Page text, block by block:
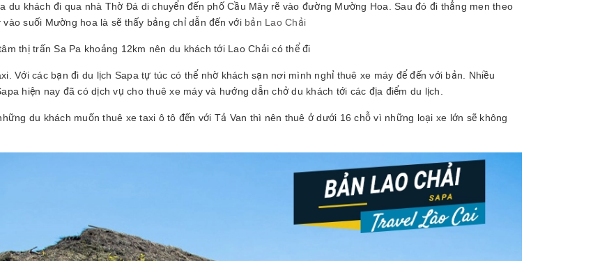
du khách đi qua nhà Thờ Đá di chuyển đến phố Cầu Mây rẽ vào đường Mường Hoa. Sau đó đi thẳng men theo
vào suối Mường hoa là sẽ thấy bảng chỉ dẫn đến với bản Lao Chải
thị trấn Sa Pa khoảng 12km nên du khách tới Lao Chải có thể đi
Với các bạn đi du lịch Sapa tự túc có thể nhờ khách sạn nơi mình nghỉ thuê xe máy để đến với bản. Nhiều
hiện nay đã có dịch vụ cho thuê xe máy và hướng dẫn chở du khách tới các địa điểm du lịch.
du khách muốn thuê xe taxi ô tô đến với Tả Van thì nên thuê ở dưới 16 chỗ vì những loại xe lớn sẽ không